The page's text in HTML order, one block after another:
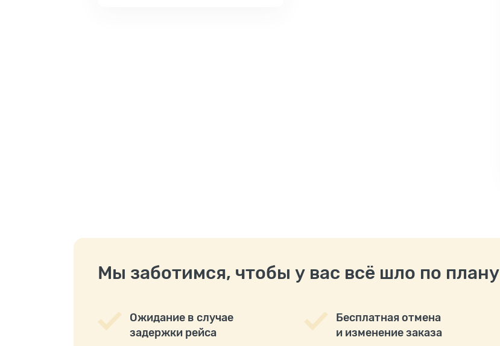
Мы заботимся, чтобы у вас всё шло по плану
Ожидание в случае
задержки рейса
Бесплатная отмена
и изменение заказа